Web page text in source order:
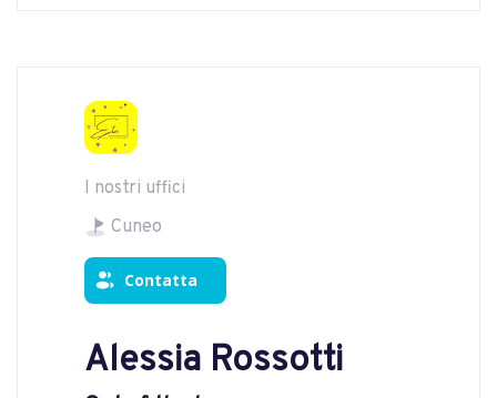
I nostri uffici
Cuneo
Contatta
Alessia Rossotti